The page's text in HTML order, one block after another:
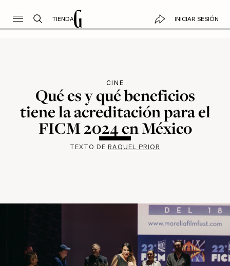
TIENDA INICIAR SESIÓN
CINE
Qué es y qué beneficios
tiene la acreditación para el
FICM 2024 en México
TEXTO DERAQUEL PRIOR